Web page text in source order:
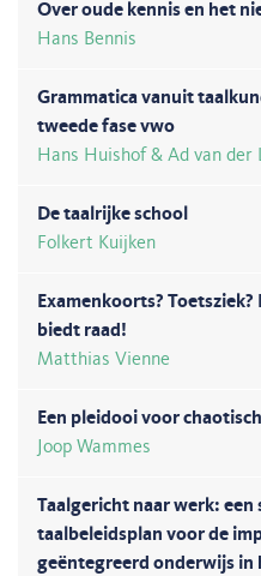
Over oude kennis en het
Hans Bennis
Grammatica vanuit
tweede fase vwo
Hans Huishof & Ad van der
De taalrijke school
Folkert Kuijken
Examenkoorts? Toetsziek?
biedt raad!
Matthias Vienne
Een pleidooi voor
Joop Wammes
Taalgericht naar werk: een
taalbeleidsplan voor de
geëntegreerd onderwijs in